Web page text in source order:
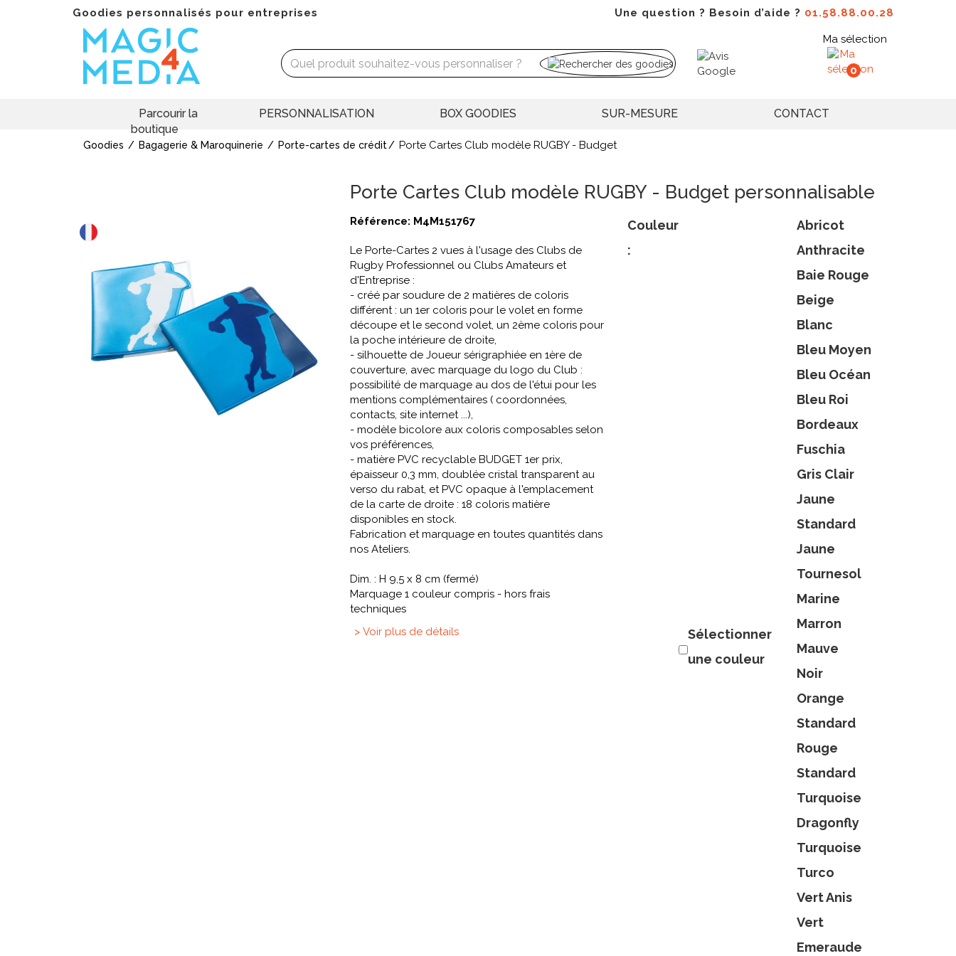
Goodies personnalisés pour entreprises Une question ? Besoin d’aide ? 01.58.88.00.28
Ma sélection
0
Parcourir la
boutique
PERSONNALISATION BOX GOODIES SUR-MESURE CONTACT
Goodies Bagagerie & Maroquinerie Porte-cartes de crédit Porte Cartes Club modèle RUGBY - Budget
Porte Cartes Club modèle RUGBY - Budget personnalisable
Référence: M4M151767
Le Porte-Cartes 2 vues à l'usage des Clubs de
Rugby Professionnel ou Clubs Amateurs et
d'Entreprise :
- créé par soudure de 2 matières de coloris
différent : un 1er coloris pour le volet en forme
découpe et le second volet, un 2ème coloris pour
la poche intérieure de droite,
- silhouette de Joueur sérigraphiée en 1ère de
couverture, avec marquage du logo du Club :
possibilité de marquage au dos de l'étui pour les
mentions complémentaires ( coordonnées,
contacts, site internet ...),
- modèle bicolore aux coloris composables selon
vos préférences,
- matière PVC recyclable BUDGET 1er prix,
épaisseur 0,3 mm, doublée cristal transparent au
verso du rabat, et PVC opaque à l'emplacement
de la carte de droite : 18 coloris matière
disponibles en stock.
Fabrication et marquage en toutes quantités dans
nos Ateliers.
Dim. : H 9,5 x 8 cm (fermé)
Marquage 1 couleur compris - hors frais
techniques
> Voir plus de détails
Couleur
:
Sélectionner
une couleur
Abricot
Anthracite
Baie Rouge
Beige
Blanc
Bleu Moyen
Bleu Océan
Bleu Roi
Bordeaux
Fuschia
Gris Clair
Jaune
Standard
Jaune
Tournesol
Marine
Marron
Mauve
Noir
Orange
Standard
Rouge
Standard
Turquoise
Dragonfly
Turquoise
Turco
Vert Anis
Vert
Emeraude